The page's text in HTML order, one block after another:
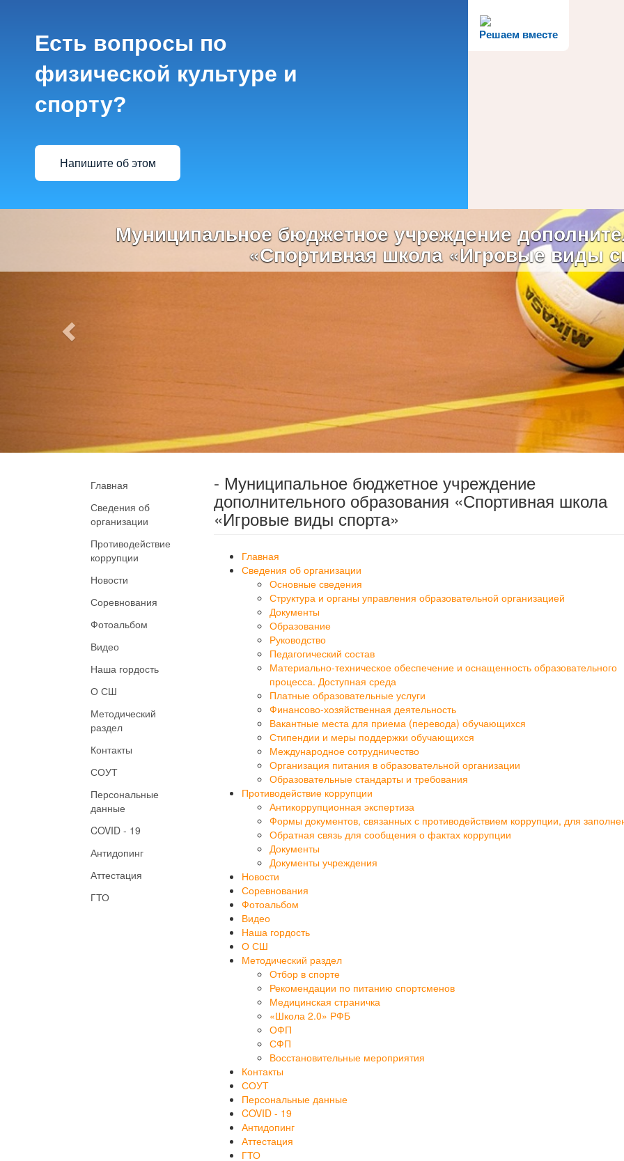
Решаем вместе
Есть вопросы по
физической культуре и
спорту?
Напишите об этом
Муниципальное бюджетное учреждение
«Спортивная школа «Игровые виды
Главная
Сведения об
организации
Противодействие
коррупции
Новости
Соревнования
Фотоальбом
Видео
Наша гордость
О СШ
Методический
раздел
Контакты
СОУТ
Персональные
данные
COVID - 19
Антидопинг
Аттестация
ГТО
- Муниципальное бюджетное учреждение
дополнительного образования «Спортивная школа
«Игровые виды спорта»
Главная
Сведения об организации
Основные сведения
Структура и органы управления образовательной организацией
Документы
Образование
Руководство
Педагогический состав
Материально-техническое обеспечение и оснащенность образовательного
процесса. Доступная среда
Платные образовательные услуги
Финансово-хозяйственная деятельность
Вакантные места для приема (перевода) обучающихся
Стипендии и меры поддержки обучающихся
Международное сотрудничество
Организация питания в образовательной организации
Образовательные стандарты и требования
Противодействие коррупции
Антикоррупционная экспертиза
Формы документов, связанных с противодействием коррупции, для
Обратная связь для сообщения о фактах коррупции
Документы
Документы учреждения
Новости
Соревнования
Фотоальбом
Видео
Наша гордость
О СШ
Методический раздел
Отбор в спорте
Рекомендации по питанию спортсменов
Медицинская страничка
«Школа 2.0» РФБ
ОФП
СФП
Восстановительные мероприятия
Контакты
СОУТ
Персональные данные
COVID - 19
Антидопинг
Аттестация
ГТО